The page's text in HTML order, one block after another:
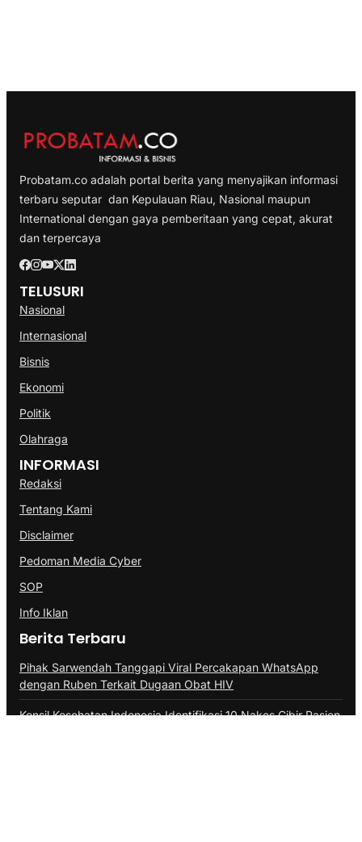
Probatam.co adalah portal berita yang menyajikan informasi
terbaru seputar dan Kepulauan Riau, Nasional maupun
International dengan gaya pemberitaan yang cepat, akurat
dan terpercaya
TELUSURI
Nasional
Internasional
Bisnis
Ekonomi
Politik
Olahraga
INFORMASI
Redaksi
Tentang Kami
Disclaimer
Pedoman Media Cyber
SOP
Info Iklan
Berita Terbaru
Pihak Sarwendah Tanggapi Viral Percakapan WhatsApp
dengan Ruben Terkait Dugaan Obat HIV
Konsil Kesehatan Indonesia Identifikasi 10 Nakes Cibir Pasien